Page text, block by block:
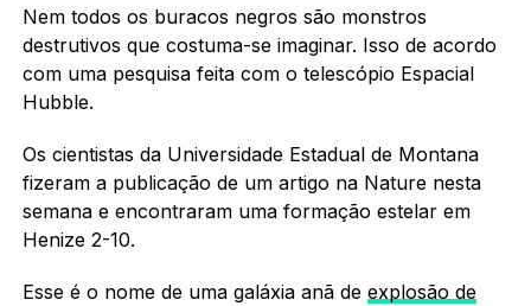
Nem todos os buracos negros são monstros
destrutivos que costuma-se imaginar. Isso de acordo
com uma pesquisa feita com o telescópio Espacial
Hubble.
Os cientistas da Universidade Estadual de Montana
fizeram a publicação de um artigo na Nature nesta
semana e encontraram uma formação estelar em
Henize 2-10.
Esse é o nome de uma galáxia anã de explosão de